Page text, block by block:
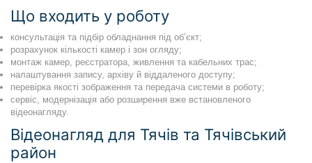
Що входить у роботу
консультація та підбір обладнання під об’єкт;
розрахунок кількості камер і зон огляду;
монтаж камер, реєстратора, живлення та кабельних трас;
налаштування запису, архіву й віддаленого доступу;
перевірка якості зображення та передача системи в роботу;
сервіс, модернізація або розширення вже встановленого
відеонагляду.
Відеонагляд для Тячів та Тячівський
район